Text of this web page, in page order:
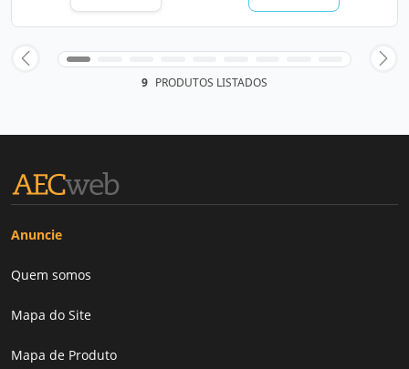
9 PRODUTOS LISTADOS
Anuncie
Quem somos
Mapa do Site
Mapa de Produto